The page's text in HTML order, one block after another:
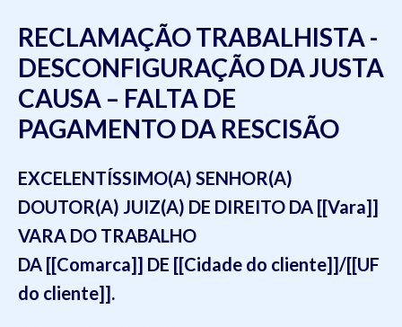
RECLAMAÇÃO TRABALHISTA -
DESCONFIGURAÇÃO DA JUSTA
CAUSA – FALTA DE
PAGAMENTO DA RESCISÃO
EXCELENTÍSSIMO(A) SENHOR(A)
DOUTOR(A) JUIZ(A) DE DIREITO DA [[Vara]]
VARA DO TRABALHO
DA [[Comarca]] DE [[Cidade do cliente]]/[[UF
do cliente]].